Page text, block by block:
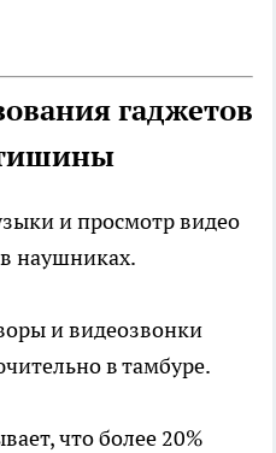
гаджетов
и просмотр видео
наушниках.
и видеозвонки
в тамбуре.
что более 20%